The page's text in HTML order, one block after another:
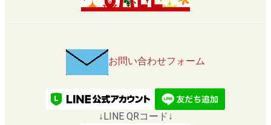
お問い合わせフォーム
↓LINE QRコード↓